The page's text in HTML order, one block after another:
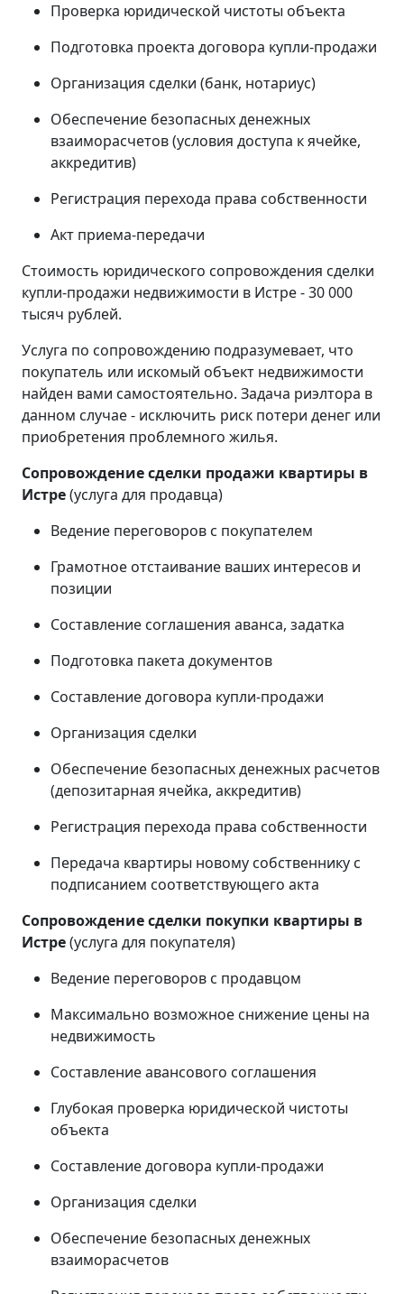
Проверка юридической чистоты объекта
Подготовка проекта договора купли-продажи
Организация сделки (банк, нотариус)
Обеспечение безопасных денежных
взаиморасчетов (условия доступа к ячейке,
аккредитив)
Регистрация перехода права собственности
Акт приема-передачи
Стоимость юридического сопровождения сделки
купли-продажи недвижимости в Истре - 30 000
тысяч рублей.
Услуга по сопровождению подразумевает, что
покупатель или искомый объект недвижимости
найден вами самостоятельно. Задача риэлтора в
данном случае - исключить риск потери денег или
приобретения проблемного жилья.
Сопровождение сделки продажи квартиры в
Истре(услуга для продавца)
Ведение переговоров с покупателем
Грамотное отстаивание ваших интересов и
позиции
Составление соглашения аванса, задатка
Подготовка пакета документов
Составление договора купли-продажи
Организация сделки
Обеспечение безопасных денежных расчетов
(депозитарная ячейка, аккредитив)
Регистрация перехода права собственности
Передача квартиры новому собственнику с
подписанием соответствующего акта
Сопровождение сделки покупки квартиры в
Истре(услуга для покупателя)
Ведение переговоров с продавцом
Максимально возможное снижение цены на
недвижимость
Составление авансового соглашения
Глубокая проверка юридической чистоты
объекта
Составление договора купли-продажи
Организация сделки
Обеспечение безопасных денежных
взаиморасчетов